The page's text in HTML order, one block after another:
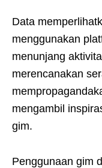
Data
menggunakan
menunjang
merencanakan
mengambil
gim.
Penggunaan gim